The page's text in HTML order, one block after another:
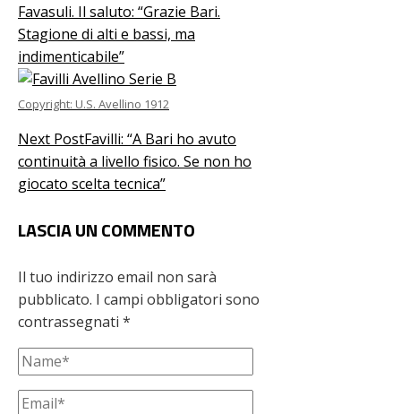
Favasuli. Il saluto: “Grazie Bari.
Stagione di alti e bassi, ma
indimenticabile”
Copyright: U.S. Avellino 1912
Next PostFavilli: “A Bari ho avuto
continuità a livello fisico. Se non ho
giocato scelta tecnica”
LASCIA UN COMMENTO
Il tuo indirizzo email non sarà
pubblicato. I campi obbligatori sono
contrassegnati *